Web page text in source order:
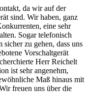
da wir auf der
sind. Wir haben, ganz
eine sehr
Sogar telefonisch
zu gehen, dass uns
Vorschaltgerät
Herr Reichelt
ist sehr angenehm,
Maß hinaus mit
freuen uns über die